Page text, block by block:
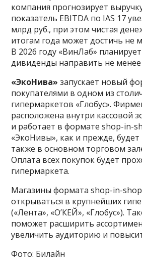
компания прогнозирует
показатель EBITDA по IAS 17
млрд руб., при этом чистая
итогам года может достичь не
В 2026 году «ВинЛаб»
дивиденды направить не менее
«ЭкоНива» запускает новый
покупателями в одном из
гипермаркетов «Глобус».
расположена внутри кассовой
и работает в формате shop-in-
«ЭкоНивы», как и прежде, будет
также в основном торговом
Оплата всех покупок будет
гипермаркета.
Магазины формата shop-in-shop
открываться в крупнейших
(«Лента», «О’КЕЙ», «Глобус»).
поможет расширить
увеличить аудиторию и
Фото: Билайн